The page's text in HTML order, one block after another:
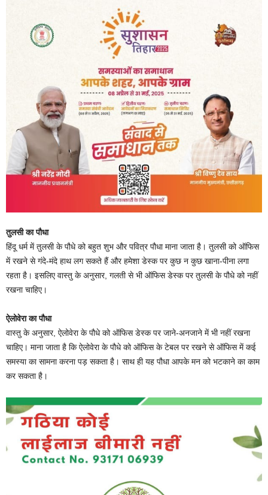
तुलसी का पौधा
हिंदू धर्म में तुलसी के पौधे को बहुत शुभ और पवित्र पौधा माना जाता है। तुलसी को ऑफिस
में रखने से गंदे-मंदे हाथ लग सकते हैं और हमेशा डेस्क पर कुछ न कुछ खाना-पीना लगा
रहता है। इसलिए वास्तु के अनुसार, गलती से भी ऑफिस डेस्क पर तुलसी के पौधे को नहीं
रखना चाहिए।
ऐलोवेरा का पौधा
वास्तु के अनुसार, ऐलोवेरा के पौधे को ऑफिस डेस्क पर जाने-अनजाने में भी नहीं रखना
चाहिए। माना जाता है कि ऐलोवेरा के पौधे को ऑफिस के टेबल पर रखने से ऑफिस में कई
समस्या का सामना करना पड़ सकता है। साथ ही यह पौधा आपके मन को भटकाने का काम
कर सकता है।